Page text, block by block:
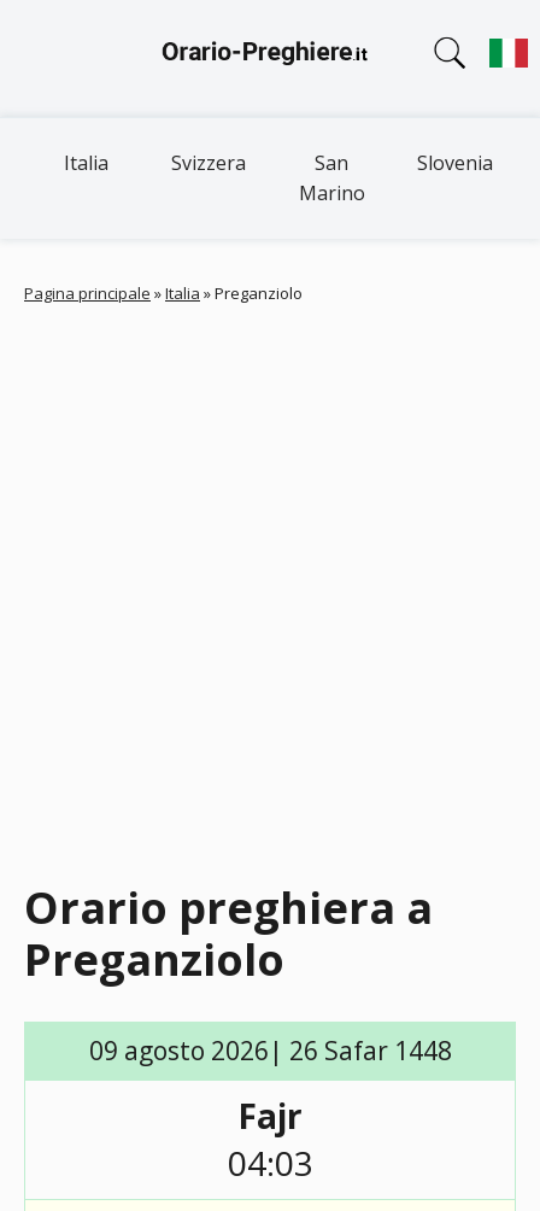
Italia Svizzera
San
Marino
Slovenia
Pagina principale »Italia »Preganziolo
Orario preghiera a
Preganziolo
09 agosto 2026| 26 Safar 1448
Fajr
04:03